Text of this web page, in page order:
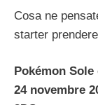
Cosa ne
starter
Pokémon Sole
24 novembre